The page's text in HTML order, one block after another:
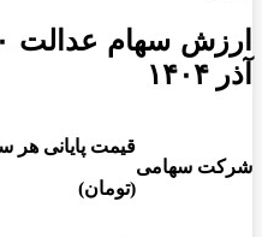
آذر ۱۴۰۴
شرکت سهامی
قیمت پایانی هر
(تومان)